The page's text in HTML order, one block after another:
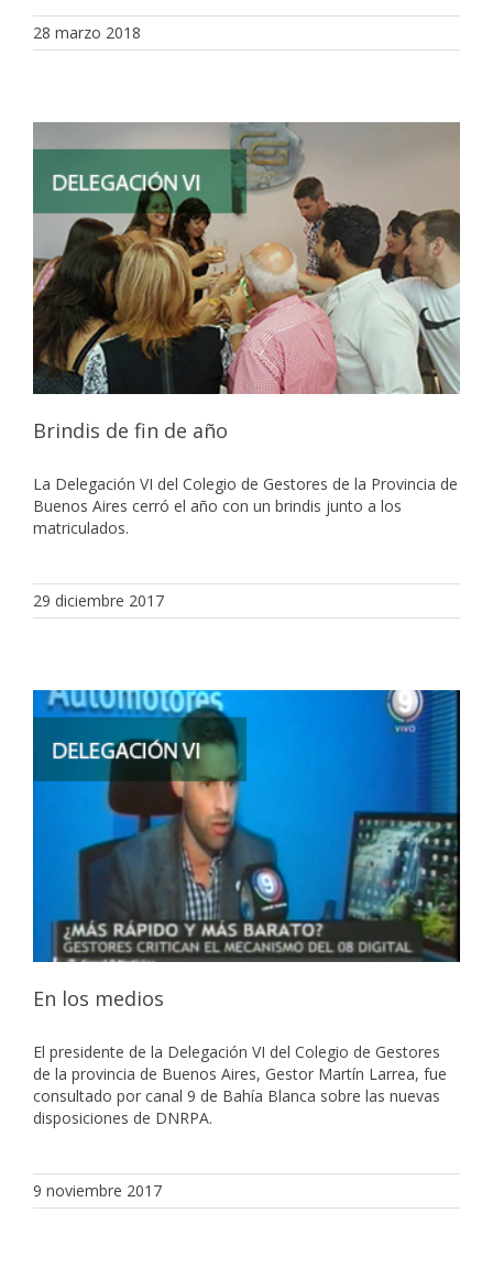
28 marzo 2018
Brindis de fin de año
La Delegación VI del Colegio de Gestores de la Provincia de
Buenos Aires cerró el año con un brindis junto a los
matriculados.
29 diciembre 2017
En los medios
El presidente de la Delegación VI del Colegio de Gestores
de la provincia de Buenos Aires, Gestor Martín Larrea, fue
consultado por canal 9 de Bahía Blanca sobre las nuevas
disposiciones de DNRPA.
9 noviembre 2017